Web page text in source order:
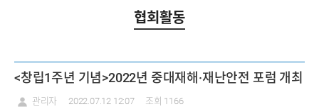
협회활동
<창립1주년 기념>2022년 중대재해·재난안전 포럼 개최
관리자 2022.07.12 12:07 조회 1166